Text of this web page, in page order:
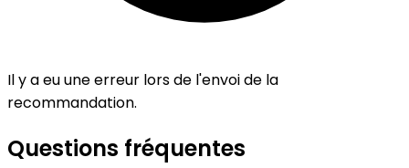
Il y a eu une erreur lors de l'envoi de la
recommandation.
Questions fréquentes